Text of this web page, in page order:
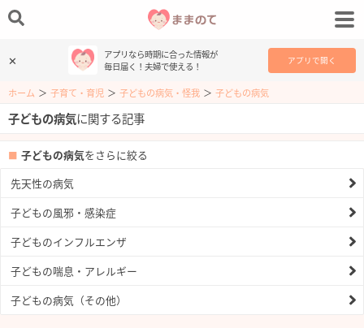
✕
アプリなら時期に合った情報が
毎日届く！夫婦で使える！
アプリで開く
ホーム ＞ 子育て・育児 ＞ 子どもの病気・怪我 ＞ 子どもの病気
子どもの病気に関する記事
子どもの病気をさらに絞る
先天性の病気
子どもの風邪・感染症
子どものインフルエンザ
子どもの喘息・アレルギー
子どもの病気（その他）